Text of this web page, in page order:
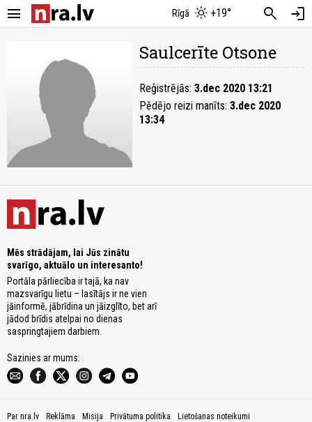
menu Rīgā +19° search login
Saulcerīte Otsone
Reģistrējās: 3.dec 2020 13:21
Pēdējo reizi manīts: 3.dec 2020
13:34
Mēs strādājam, lai Jūs zinātu
svarīgo, aktuālo un interesanto!
Portāla pārliecība ir tajā, ka nav
mazsvarīgu lietu – lasītājs ir ne vien
jāinformē, jābrīdina un jāizglīto, bet arī
jādod brīdis atelpai no dienas
saspringtajiem darbiem.
Sazinies ar mums:
Par nra.lv Reklāma Misija Privātuma politika
Lietošanas noteikumi